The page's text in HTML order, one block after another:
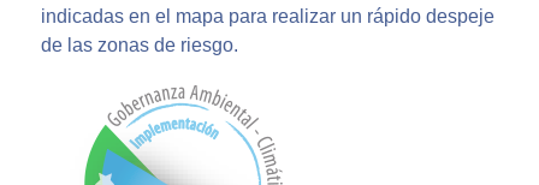
indicadas en el mapa para realizar un rápido despeje
de las zonas de riesgo.